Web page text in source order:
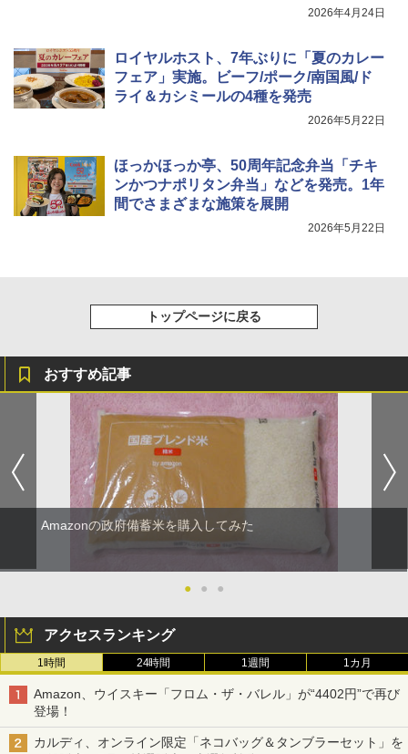
2026年4月24日
ロイヤルホスト、7年ぶりに「夏のカレー
フェア」実施。ビーフ/ポーク/南国風/ド
ライ＆カシミールの4種を発売
2026年5月22日
ほっかほっか亭、50周年記念弁当「チキ
ンかつナポリタン弁当」などを発売。1年
間でさまざまな施策を展開
2026年5月22日
トップページに戻る
おすすめ記事
Amazonの政府備蓄米を購入してみた
● ● ●
アクセスランキング
1時間 24時間 1週間 1カ月
Amazon、ウイスキー「フロム・ザ・バレル」が“4402円”で再び
登場！
カルディ、オンライン限定「ネコバッグ＆タンブラーセット」を